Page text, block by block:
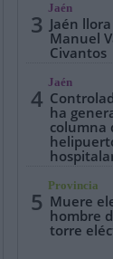
3
Jaén
Jaén
Manuel
Civantos
4
Jaén
ha
columna
5
Provincia
Muere
hombre
torre